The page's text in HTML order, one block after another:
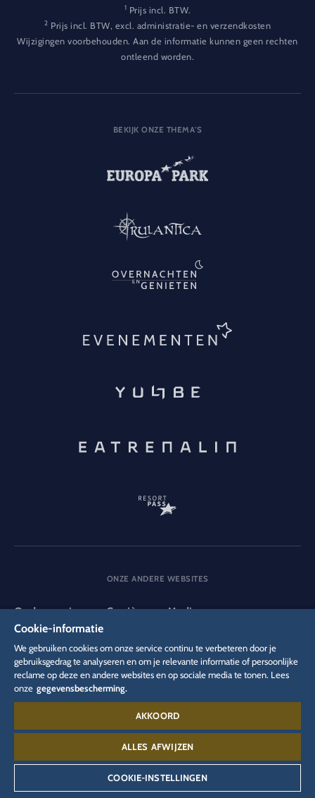
1 Prijs incl. BTW.
2 Prijs incl. BTW, excl. administratie- en verzendkosten
Wijzigingen voorbehouden. Aan de informatie kunnen geen rechten
ontleend worden.
BEKIJK ONZE THEMA'S
ONZE ANDERE WEBSITES
Onderneming Carrière Media
DSGVO
Privacybeleid Cookie-instellingen
Colofon
Juridische informatie
Contact:
00 49 782 27 71 44 00
Europa-Park GmbH & Co Mack KG
Cookie-informatie
We gebruiken cookies om onze service continu te verbeteren door je
gebruiksgedrag te analyseren en om je relevante informatie of persoonlijke
reclame op deze en andere websites en op sociale media te tonen. Lees
onze gegevensbescherming.
AKKOORD
ALLES AFWIJZEN
COOKIE-INSTELLINGEN